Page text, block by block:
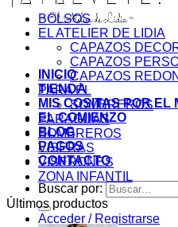
INICIO
TIENDA
MIS COSITAS POR EL
EL COMIENZO
BLOG
PAGOS
CONTACTO
Buscar por:
Acceder / Registrarse
BOLSOS
EL ATELIER DE LIDIA
CAPAZOS
CAPAZOS
CAPAZOS
PARA ÉL
SOMBREROS
PARAGUAS
SOMBREROS
VISERAS
VISERONES
ZONA INFANTIL
Últimos productos